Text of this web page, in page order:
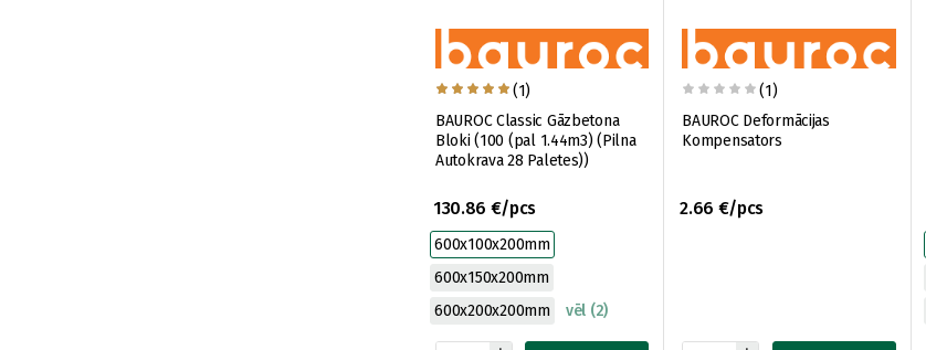
(1)
BAUROC Classic Gāzbetona
Bloki (100 (pal 1.44m3) (Pilna
Autokrava 28 Paletes))
130.86 €/pcs
600x100x200mm
600x150x200mm
600x200x200mm
vēl (2)
(1)
BAUROC Deformācijas
Kompensators
2.66 €/pcs